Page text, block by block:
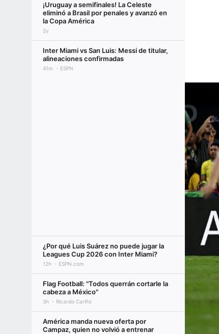
¡Uruguay a semifinales! La Celeste
eliminó a Brasil por penales y avanzó en
la Copa América
2y
Inter Miami vs San Luis: Messi de titular,
alineaciones confirmadas
41m ESPN
¿Por qué Luis Suárez no puede jugar la
Leagues Cup 2026 con Inter Miami?
12h ESPN.com
Flag Football: "Todos querrán cortarle la
cabeza a México"
3h Ricardo Cariño
América manda nueva oferta por
Campaz, quien no volvió a entrenar